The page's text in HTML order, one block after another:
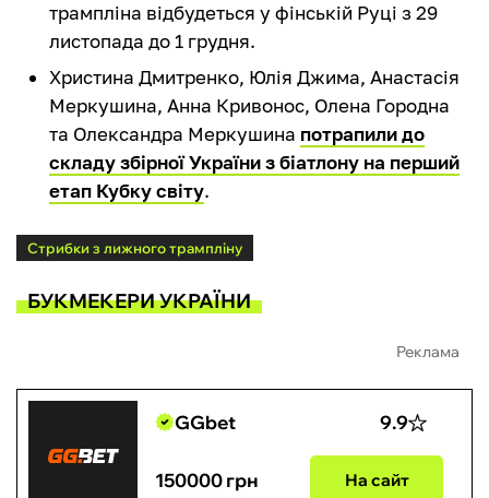
трампліна відбудеться у фінській Руці з 29
листопада до 1 грудня.
Христина Дмитренко, Юлія Джима, Анастасія
Меркушина, Анна Кривонос, Олена Городна
та Олександра Меркушина потрапили до
складу збірної України з біатлону на перший
етап Кубку світу.
Стрибки з лижного трампліну
БУКМЕКЕРИ УКРАЇНИ
Реклама
GGbet 9.9
150000 грн На сайт